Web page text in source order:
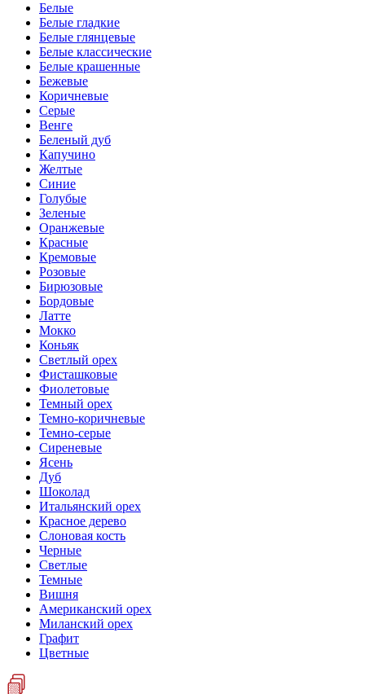
Белые
Белые гладкие
Белые глянцевые
Белые классические
Белые крашенные
Бежевые
Коричневые
Серые
Венге
Беленый дуб
Капучино
Желтые
Синие
Голубые
Зеленые
Оранжевые
Красные
Кремовые
Розовые
Бирюзовые
Бордовые
Латте
Мокко
Коньяк
Светлый орех
Фисташковые
Фиолетовые
Темный орех
Темно-коричневые
Темно-серые
Сиреневые
Ясень
Дуб
Шоколад
Итальянский орех
Красное дерево
Слоновая кость
Черные
Светлые
Темные
Вишня
Американский орех
Миланский орех
Графит
Цветные